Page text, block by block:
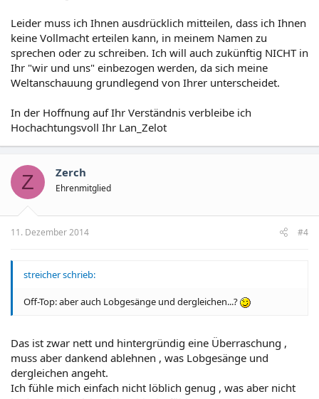
Leider muss ich Ihnen ausdrücklich mitteilen, dass ich Ihnen
keine Vollmacht erteilen kann, in meinem Namen zu
sprechen oder zu schreiben. Ich will auch zukünftig NICHT in
Ihr "wir und uns" einbezogen werden, da sich meine
Weltanschauung grundlegend von Ihrer unterscheidet.
In der Hoffnung auf Ihr Verständnis verbleibe ich
Hochachtungsvoll Ihr Lan_Zelot
Z Zerch
Ehrenmitglied
11. Dezember 2014 #4
streicher schrieb:
Off-Top: aber auch Lobgesänge und dergleichen...?
Das ist zwar nett und hintergründig eine Überraschung ,
muss aber dankend ablehnen , was Lobgesänge und
dergleichen angeht.
Ich fühle mich einfach nicht löblich genug , was aber nicht